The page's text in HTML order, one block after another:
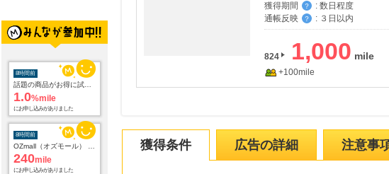
8時間前
1.0%mile
にお申し込みがありました
8時間前
240mile
にお申し込みがありました
獲得期間
？ : 数日程度
通帳反映
？ : ３日以内
824 1,000
+100mile
獲得条件 広告の詳細 注意事